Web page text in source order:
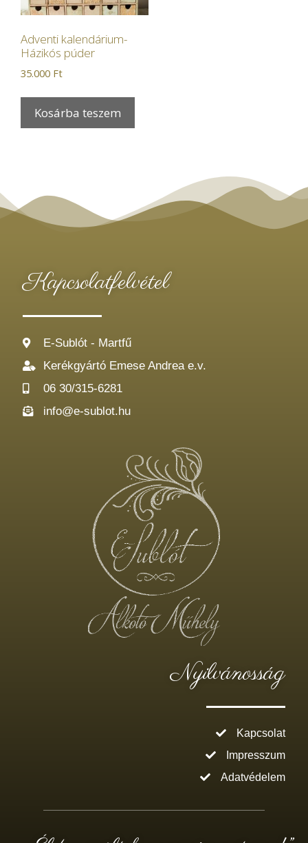
Adventi kalendárium-
Házikós púder
35.000 Ft
Kosárba teszem
Kapcsolatfelvétel
E-Sublót - Martfű
Kerékgyártó Emese Andrea e.v.
06 30/315-6281
info@e-sublot.hu
Nyilvánosság
Kapcsolat
Impresszum
Adatvédelem